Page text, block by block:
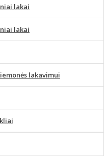
lakai
lakai
lakavimui